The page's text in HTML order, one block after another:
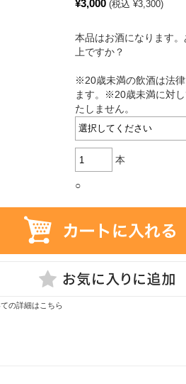
¥3,000 (税込 ¥3,300)
本品はお酒になります
上ですか？
※20歳未満の飲酒は法
ます。※20歳未満に対
たしません。
本
○
の詳細はこちら